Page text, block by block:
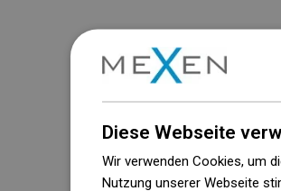
Diese Webseite
Wir verwenden Cookies, um
Nutzung unserer Webseite